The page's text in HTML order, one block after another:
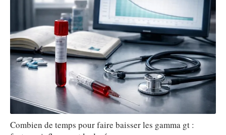
Combien de temps pour faire baisser les gamma gt :